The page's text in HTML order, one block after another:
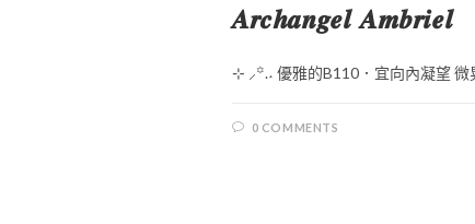
𝑨𝒓𝒄𝒉𝒂𝒏𝒈𝒆𝒍 𝑨𝒎𝒃𝒓𝒊𝒆𝒍
⊹ ⸝꙳.‎˖ 優雅的B110．宜向內凝望 微
0 COMMENTS